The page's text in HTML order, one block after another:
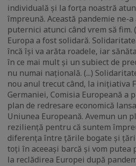
individuală și la forța noastră
împreună. Această pandemie ne-
puternici atunci când vrem să fim.
Europa a fost solidară.
încă își va arăta roadele, iar
în ce mai mult și un subiect de
nu numai națională. (...)
nou anul trecut când, la inițiativa
Germaniei, Comisia Europeană a
plan de redresare economică
Uniunea Europeană. Avemun un
reziliență pentru că suntem
diferența între țările bogate și
toți în aceeași barcă și vom
la reclădirea Europei după